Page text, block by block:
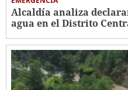
Alcaldía analiza
agua en el Distrito